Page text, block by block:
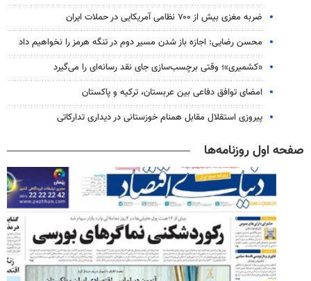
ضربه مغزی بیش از ۷۰۰ نظامی آمریکایی در حملات ایران
محسن رضایی: اجازه باز شدن مسیر دوم در تنگه هرمز را نخواهیم داد
«کشمیری»؛ وقتی برچسب‌سازی جای نقد رسانه‌ای را می‌گیرد
امضای توافق دفاعی بین عربستان، ترکیه و پاکستان
پیروزی استقلال مقابل همنام خوزستانی در دیداری تدارکاتی
صفحه اول روزنامه‌ها